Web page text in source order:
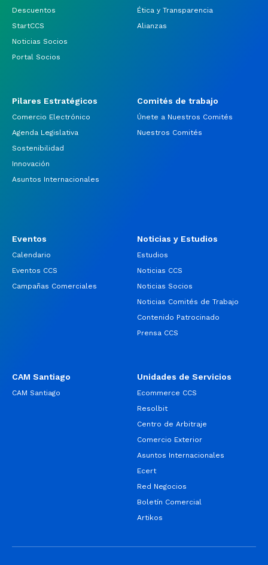
Descuentos
StartCCS
Noticias Socios
Portal Socios
Ética y Transparencia
Alianzas
Pilares Estratégicos
Comercio Electrónico
Agenda Legislativa
Sostenibilidad
Innovación
Asuntos Internacionales
Comités de trabajo
Únete a Nuestros Comités
Nuestros Comités
Eventos
Calendario
Eventos CCS
Campañas Comerciales
Noticias y Estudios
Estudios
Noticias CCS
Noticias Socios
Noticias Comités de Trabajo
Contenido Patrocinado
Prensa CCS
CAM Santiago
CAM Santiago
Unidades de Servicios
Ecommerce CCS
Resolbit
Centro de Arbitraje
Comercio Exterior
Asuntos Internacionales
Ecert
Red Negocios
Boletín Comercial
Artikos